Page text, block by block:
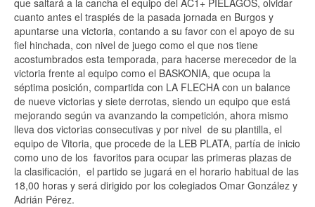
que saltará a la cancha el equipo del AC1+ PIÉLAGOS, olvidar
cuanto antes el traspiés de la pasada jornada en Burgos y
apuntarse una victoria, contando a su favor con el apoyo de su
fiel hinchada, con nivel de juego como el que nos tiene
acostumbrados esta temporada, para hacerse merecedor de la
victoria frente al equipo como el BASKONIA, que ocupa la
séptima posición, compartida con LA FLECHA con un balance
de nueve victorias y siete derrotas, siendo un equipo que está
mejorando según va avanzando la competición, ahora mismo
lleva dos victorias consecutivas y por nivel de su plantilla, el
equipo de Vitoria, que procede de la LEB PLATA, partía de inicio
como uno de los favoritos para ocupar las primeras plazas de
la clasificación, el partido se jugará en el horario habitual de las
18,00 horas y será dirigido por los colegiados Omar González y
Adrián Pérez.